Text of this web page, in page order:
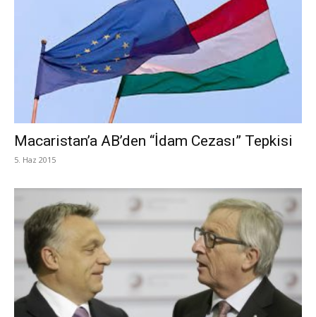
Macaristan’a AB’den “İdam Cezası” Tepkisi
5. Haz 2015